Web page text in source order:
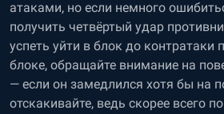
атаками, но если немного
получить четвёртый удар
успеть уйти в блок до контратаки
блоке, обращайте внимание на
— если он замедлился хотя бы на
отскакивайте, ведь скорее всего